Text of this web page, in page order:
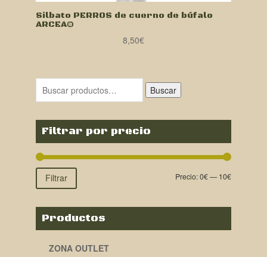
Silbato PERROS de cuerno de búfalo
ARCEA®
8,50€
Buscar
Filtrar por precio
Filtrar Precio:0€—10€
Productos
ZONA OUTLET